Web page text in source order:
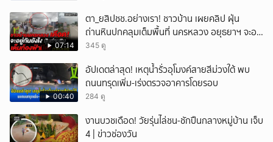
07:14
ตา_ยสิปชช.อย่างเรา! ชาวบ้าน เผยคลิป ฝุ่น
ถ่านหินปกคลุมเต็มพื้นที่ นครหลวง อยุธยาฯ จะอยู่
กันยังไง
345 ดู
00:40
อัปเดตล่าสุด! เหตุน้ำรั่วอุโมงค์สายสีม่วงใต้ พบ
ถนนทรุดเพิ่ม-เร่งตรวจอาคารโดยรอบ
284 ดู
งานบวชเดือด! วัยรุ่นไล่ชน-ชักปืนกลางหมู่บ้าน เจ็บ
4 | ข่าวช่องวัน